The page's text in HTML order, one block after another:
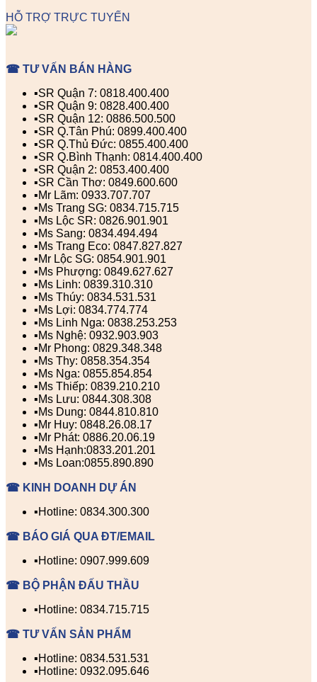
HỖ TRỢ TRỰC TUYẾN
☎ TƯ VẤN BÁN HÀNG
▪️SR Quận 7: 0818.400.400
▪️SR Quận 9: 0828.400.400
▪️SR Quận 12: 0886.500.500
▪️SR Q.Tân Phú: 0899.400.400
▪️SR Q.Thủ Đức: 0855.400.400
▪️SR Q.Bình Thạnh: 0814.400.400
▪️SR Quận 2: 0853.400.400
▪️SR Cần Thơ: 0849.600.600
▪️Mr Lãm: 0933.707.707
▪️Ms Trang SG: 0834.715.715
▪️Ms Lộc SR: 0826.901.901
▪️Ms Sang: 0834.494.494
▪️Ms Trang Eco: 0847.827.827
▪️Mr Lộc SG: 0854.901.901
▪️Ms Phượng: 0849.627.627
▪️Ms Linh: 0839.310.310
▪️Ms Thúy: 0834.531.531
▪️Ms Lợi: 0834.774.774
▪️Ms Linh Nga: 0838.253.253
▪️Ms Nghệ: 0932.903.903
▪️Mr Phong: 0829.348.348
▪️Ms Thy: 0858.354.354
▪️Ms Nga: 0855.854.854
▪️Ms Thiếp: 0839.210.210
▪️Ms Lưu: 0844.308.308
▪️Ms Dung: 0844.810.810
▪️Mr Huy: 0848.26.08.17
▪️Mr Phát: 0886.20.06.19
▪️Ms Hạnh:0833.201.201
▪️Ms Loan:0855.890.890
☎ KINH DOANH DỰ ÁN
▪️Hotline: 0834.300.300
☎ BÁO GIÁ QUA ĐT/EMAIL
▪️Hotline: 0907.999.609
☎ BỘ PHẬN ĐẤU THẦU
▪️Hotline: 0834.715.715
☎ TƯ VẤN SẢN PHẨM
▪️Hotline: 0834.531.531
▪️Hotline: 0932.095.646